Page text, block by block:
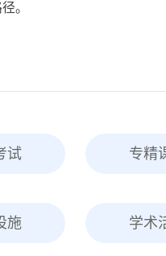
。
试 专精
施 学术